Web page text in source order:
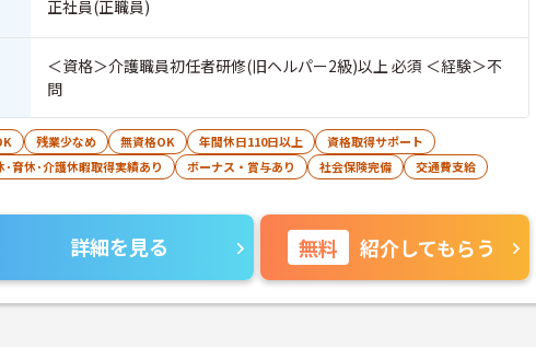
正社員(正職員)
＜資格＞介護職員初任者研修(旧ヘルパー2級)以上 必須 ＜経験＞不
問
残業少なめ 無資格OK 年間休日110日以上
資格取得サポート
･育休･介護休暇取得実績あり ボーナス・賞与あり 社会保険完備
交通費支給
詳細を見る 無料 紹介してもらう